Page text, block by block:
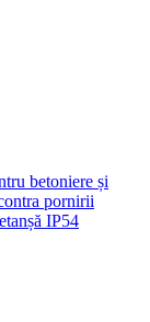
betoniere și
pornirii
IP54